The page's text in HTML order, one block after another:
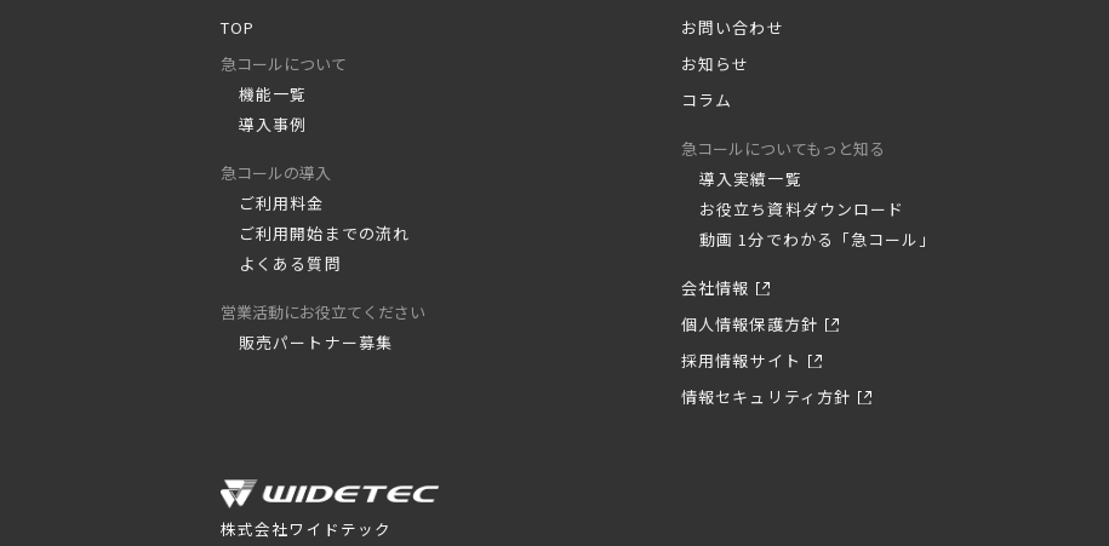
TOP
急コールについて
機能一覧
導入事例
急コールの導入
ご利用料金
ご利用開始までの流れ
よくある質問
営業活動にお役立てください
販売パートナー募集
お問い合わせ
お知らせ
コラム
急コールについてもっと知る
導入実績一覧
お役立ち資料ダウンロード
動画 1分でわかる「急コール」
会社情報
個人情報保護方針
採用情報サイト
情報セキュリティ方針
株式会社ワイドテック